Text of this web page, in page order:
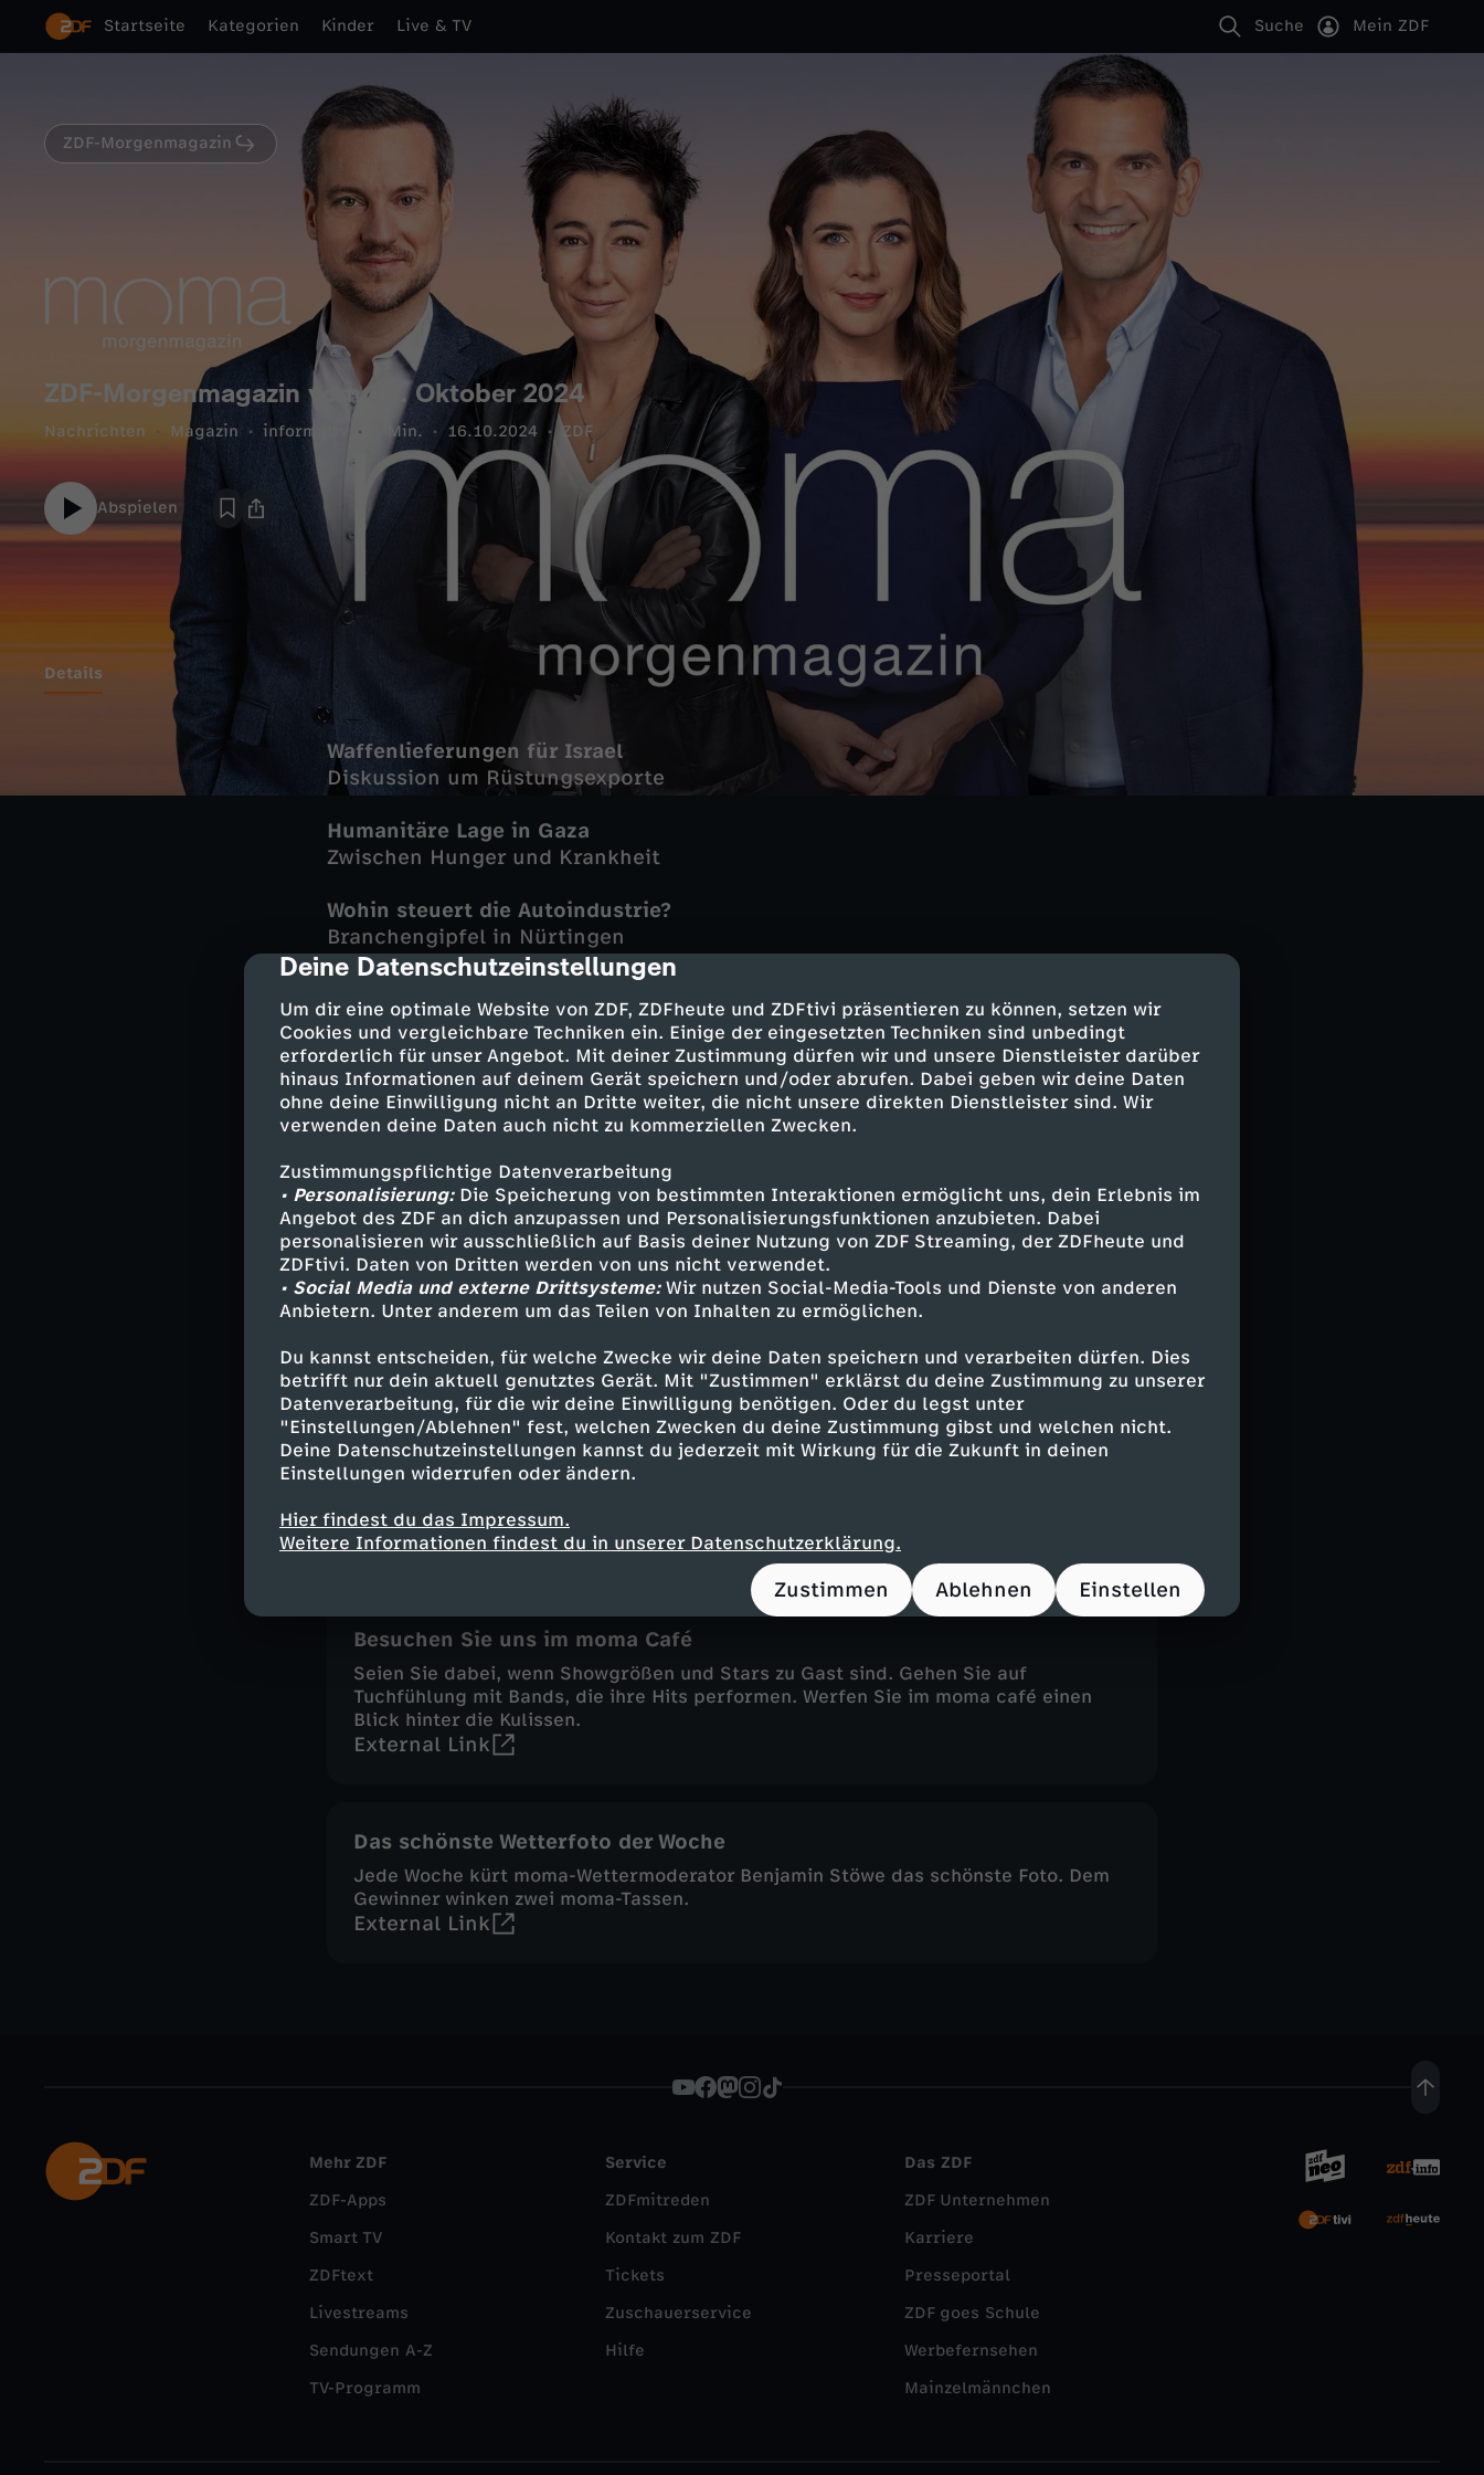
cmp-dialog-description
Deine Datenschutzeinstellungen
Um dir eine optimale Website von ZDF, ZDFheute und ZDFtivi präsentieren zu können, setzen wir
Cookies und vergleichbare Techniken ein. Einige der eingesetzten Techniken sind unbedingt
erforderlich für unser Angebot. Mit deiner Zustimmung dürfen wir und unsere Dienstleister darüber
hinaus Informationen auf deinem Gerät speichern und/oder abrufen. Dabei geben wir deine Daten
ohne deine Einwilligung nicht an Dritte weiter, die nicht unsere direkten Dienstleister sind. Wir
verwenden deine Daten auch nicht zu kommerziellen Zwecken.
Zustimmungspflichtige Datenverarbeitung
• Personalisierung:Die Speicherung von bestimmten Interaktionen ermöglicht uns, dein Erlebnis im
Angebot des ZDF an dich anzupassen und Personalisierungsfunktionen anzubieten. Dabei
personalisieren wir ausschließlich auf Basis deiner Nutzung von ZDF Streaming, der ZDFheute und
ZDFtivi. Daten von Dritten werden von uns nicht verwendet.
• Social Media und externe Drittsysteme:Wir nutzen Social-Media-Tools und Dienste von anderen
Anbietern. Unter anderem um das Teilen von Inhalten zu ermöglichen.
Du kannst entscheiden, für welche Zwecke wir deine Daten speichern und verarbeiten dürfen. Dies
betrifft nur dein aktuell genutztes Gerät. Mit "Zustimmen" erklärst du deine Zustimmung zu unserer
Datenverarbeitung, für die wir deine Einwilligung benötigen. Oder du legst unter
"Einstellungen/Ablehnen" fest, welchen Zwecken du deine Zustimmung gibst und welchen nicht.
Deine Datenschutzeinstellungen kannst du jederzeit mit Wirkung für die Zukunft in deinen
Einstellungen widerrufen oder ändern.
Hier findest du das Impressum.
Weitere Informationen findest du in unserer Datenschutzerklärung.
Zustimmen Ablehnen Einstellen
Startseite Kategorien Kinder Live & TV Suche Mein ZDF
ZDF-Morgenmagazin
ZDF-Morgenmagazin vom 16. Oktober 2024
Nachrichten Magazin informativ 6 Min. 16.10.2024 ZDF
Abspielen
Details
Waffenlieferungen für Israel
Diskussion um Rüstungsexporte
Humanitäre Lage in Gaza
Zwischen Hunger und Krankheit
Wohin steuert die Autoindustrie?
Branchengipfel in Nürtingen
Neurologin und Schmerzexpertin
Zu Gast: Marcus Faber, FDP
Vorsitzender Verteidigungsausschuss
Verband der Automobilindustrie
Moderation 5.30 bis 7.00 Uhr:
Philip Wortmann
Moderation 7.00 bis 9.00 Uhr:
Ähnliche Inhalte entdecken
moma Extra
Besuchen Sie uns im moma Café
Seien Sie dabei, wenn Showgrößen und Stars zu Gast sind. Gehen Sie auf
Tuchfühlung mit Bands, die ihre Hits performen. Werfen Sie im moma café einen
Blick hinter die Kulissen.
External Link
Das schönste Wetterfoto der Woche
Jede Woche kürt moma-Wettermoderator Benjamin Stöwe das schönste Foto. Dem
Gewinner winken zwei moma-Tassen.
External Link
Mehr ZDF
ZDF-Apps
Smart TV
ZDFtext
Livestreams
Sendungen A-Z
TV-Programm
Service
ZDFmitreden
Kontakt zum ZDF
Tickets
Zuschauerservice
Hilfe
Das ZDF
ZDF Unternehmen
Karriere
Presseportal
ZDF goes Schule
Werbefernsehen
Mainzelmännchen